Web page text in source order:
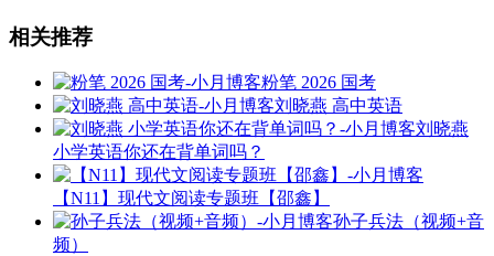
相关推荐
粉笔 2026 国考
刘晓燕 高中英语
刘晓燕
小学英语你还在背单词吗？
【N11】现代文阅读专题班【邵鑫】
孙子兵法（视频+音
频）